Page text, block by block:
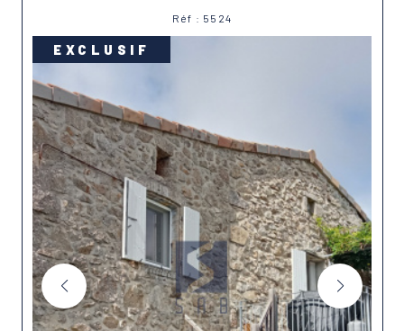
Réf : 5524
EXCLUSIF